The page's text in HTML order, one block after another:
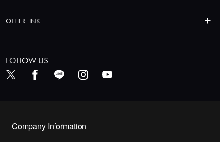
OTHER LINK
FOLLOW US
Company Information